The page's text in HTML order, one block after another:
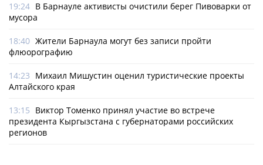
19:24 В Барнауле активисты очистили берег Пивоварки от
мусора
18:40 Жители Барнаула могут без записи пройти
флюорографию
14:23 Михаил Мишустин оценил туристические проекты
Алтайского края
13:15 Виктор Томенко принял участие во встрече
президента Кыргызстана с губернаторами российских
регионов